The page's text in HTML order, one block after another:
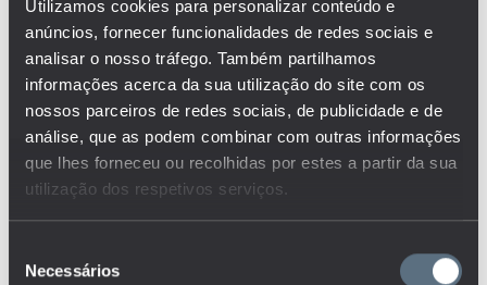
Utilizamos cookies para personalizar conteúdo e
anúncios, fornecer funcionalidades de redes sociais e
analisar o nosso tráfego. Também partilhamos
informações acerca da sua utilização do site com os
nossos parceiros de redes sociais, de publicidade e de
análise, que as podem combinar com outras informações
que lhes forneceu ou recolhidas por estes a partir da sua
utilização dos respetivos serviços.
Necessários
OUTRAS VIAS
ALTERNATIVAS
ENSINO SECUNDÁRIO
ENSINO SUPERIOR